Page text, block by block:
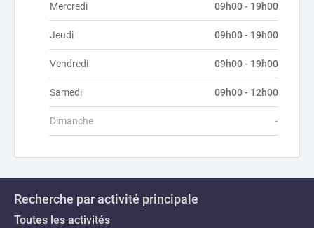
Mercredi 09h00 - 19h00
Jeudi 09h00 - 19h00
Vendredi 09h00 - 19h00
Samedi 09h00 - 12h00
Dimanche -
Recherche par activité principale
Toutes les activités